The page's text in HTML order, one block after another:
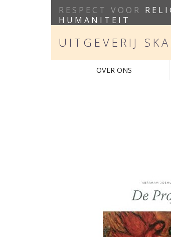
RESPECT VOOR
HUMANITEIT
UITGEVERIJ
OVER ONS